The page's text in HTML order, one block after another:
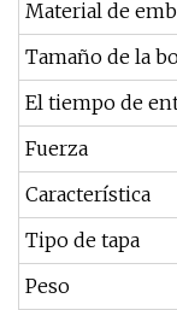
Material de
Tamaño de la
El tiempo de
Fuerza
Característica
Tipo de tapa
Peso